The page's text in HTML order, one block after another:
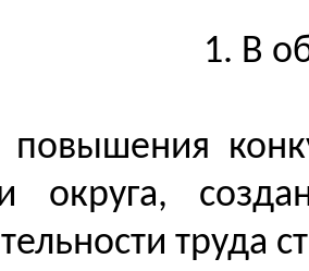
1. В
округа,
труда